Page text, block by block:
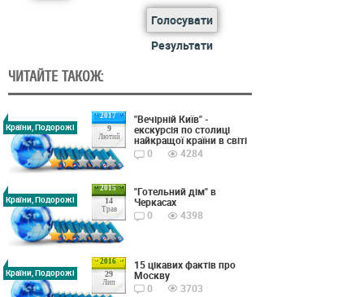
Голосувати
Результати
ЧИТАЙТЕ ТАКОЖ:
2017
9
Лютий
Країни, Подорожі
"Вечірній Київ" -
екскурсія по столиці
найкращої країни в світі
0
4284
2015
14
Трав
Країни, Подорожі
"Готельний дім" в
Черкасах
0
4398
2016
29
Лип
Країни, Подорожі
15 цікавих фактів про
Москву
0
3703